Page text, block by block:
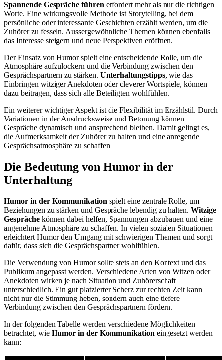
Spannende Gespräche führen erfordert mehr als nur die richtigen
Worte. Eine wirkungsvolle Methode ist Storytelling, bei dem
persönliche oder interessante Geschichten erzählt werden, um die
Zuhörer zu fesseln. Aussergewöhnliche Themen können ebenfalls
das Interesse steigern und neue Perspektiven eröffnen.
Der Einsatz von Humor spielt eine entscheidende Rolle, um die
Atmosphäre aufzulockern und die Verbindung zwischen den
Gesprächspartnern zu stärken. Unterhaltungstipps, wie das
Einbringen witziger Anekdoten oder cleverer Wortspiele, können
dazu beitragen, dass sich alle Beteiligten wohlfühlen.
Ein weiterer wichtiger Aspekt ist die Flexibilität im Erzählstil. Durch
Variationen in der Ausdrucksweise und Betonung können
Gespräche dynamisch und ansprechend bleiben. Damit gelingt es,
die Aufmerksamkeit der Zuhörer zu halten und eine anregende
Gesprächsatmosphäre zu schaffen.
Die Bedeutung von Humor in der
Unterhaltung
Humor in der Kommunikation spielt eine zentrale Rolle, um
Beziehungen zu stärken und Gespräche lebendig zu halten. Witzige
Gespräche können dabei helfen, Spannungen abzubauen und eine
angenehme Atmosphäre zu schaffen. In vielen sozialen Situationen
erleichtert Humor den Umgang mit schwierigen Themen und sorgt
dafür, dass sich die Gesprächspartner wohlfühlen.
Die Verwendung von Humor sollte stets an den Kontext und das
Publikum angepasst werden. Verschiedene Arten von Witzen oder
Anekdoten wirken je nach Situation und Zuhörerschaft
unterschiedlich. Ein gut platzierter Scherz zur rechten Zeit kann
nicht nur die Stimmung heben, sondern auch eine tiefere
Verbindung zwischen den Gesprächspartnern fördern.
In der folgenden Tabelle werden verschiedene Möglichkeiten
betrachtet, wie Humor in der Kommunikation eingesetzt werden
kann: